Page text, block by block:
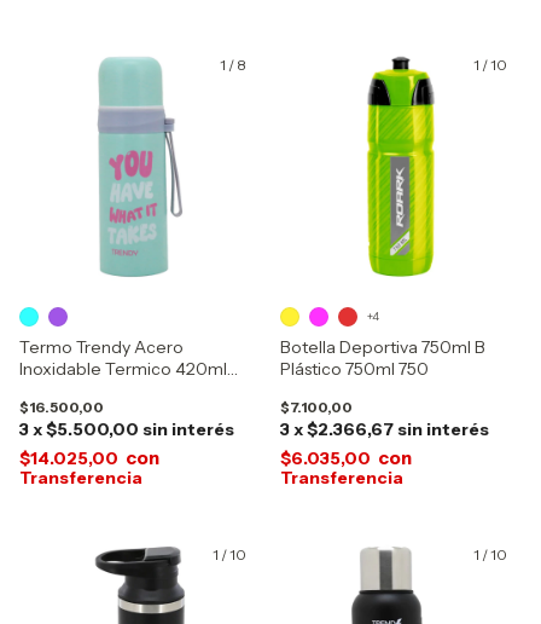
1 / 8
Termo Trendy Acero
Inoxidable Termico 420ml
$16.500,00
3x$5.500,00 sin interés
$14.025,00 con
1 /10
Botella Deportiva 750ml B
Plástico 750ml 750
$7.100,00
3x$2.366,67 sin interés
$6.035,00 con
+4
1 /10 1 /10